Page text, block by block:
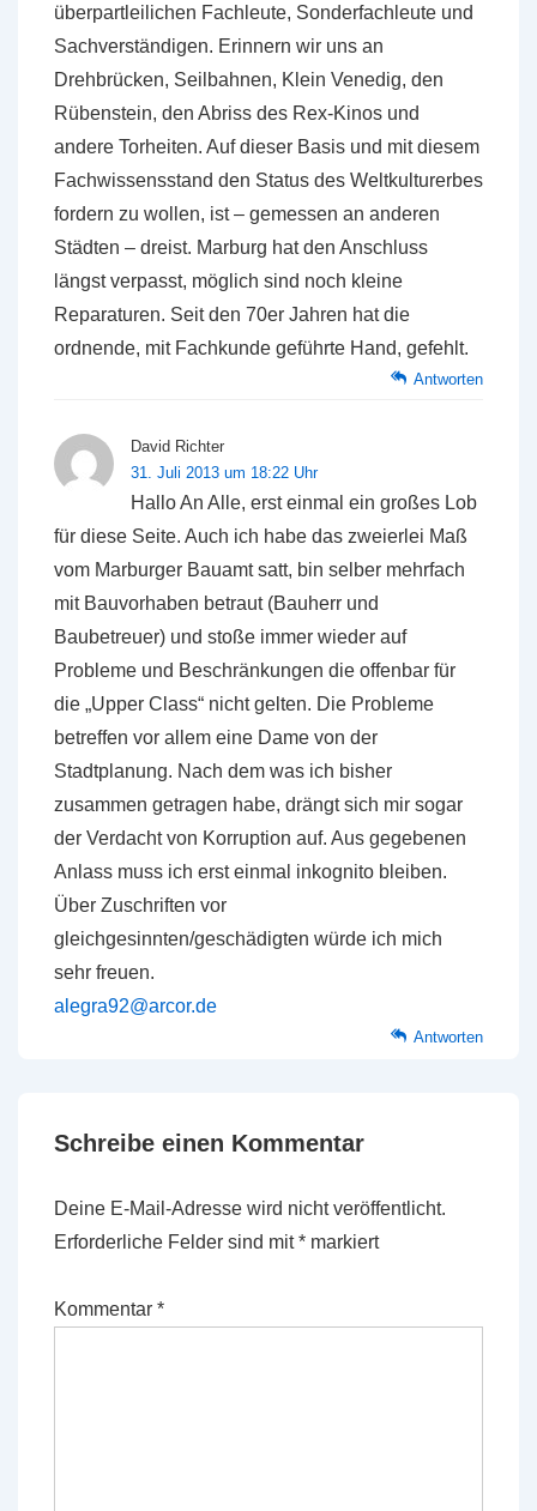
überpartleilichen Fachleute, Sonderfachleute und
Sachverständigen. Erinnern wir uns an
Drehbrücken, Seilbahnen, Klein Venedig, den
Rübenstein, den Abriss des Rex-Kinos und
andere Torheiten. Auf dieser Basis und mit diesem
Fachwissensstand den Status des Weltkulturerbes
fordern zu wollen, ist – gemessen an anderen
Städten – dreist. Marburg hat den Anschluss
längst verpasst, möglich sind noch kleine
Reparaturen. Seit den 70er Jahren hat die
ordnende, mit Fachkunde geführte Hand, gefehlt.
Antworten
David Richter
31. Juli 2013 um 18:22 Uhr
Hallo An Alle, erst einmal ein großes Lob
für diese Seite. Auch ich habe das zweierlei Maß
vom Marburger Bauamt satt, bin selber mehrfach
mit Bauvorhaben betraut (Bauherr und
Baubetreuer) und stoße immer wieder auf
Probleme und Beschränkungen die offenbar für
die „Upper Class“ nicht gelten. Die Probleme
betreffen vor allem eine Dame von der
Stadtplanung. Nach dem was ich bisher
zusammen getragen habe, drängt sich mir sogar
der Verdacht von Korruption auf. Aus gegebenen
Anlass muss ich erst einmal inkognito bleiben.
Über Zuschriften vor
gleichgesinnten/geschädigten würde ich mich
sehr freuen.
alegra92@arcor.de
Antworten
Schreibe einen Kommentar
Deine E-Mail-Adresse wird nicht veröffentlicht.
Erforderliche Felder sind mit* markiert
Kommentar *